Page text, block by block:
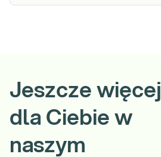
Jeszcze więcej
dla Ciebie w
naszym